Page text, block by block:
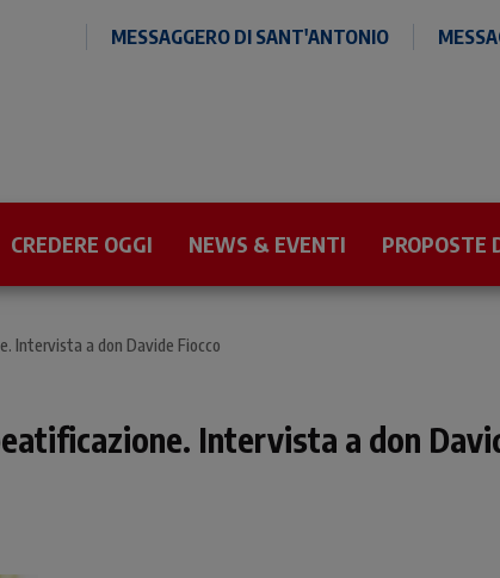
MESSAGGERO DI SANT'ANTONIO
CREDERE OGGI NEWS & EVENTI PROPOSTE
Intervista a don Davide Fiocco
Intervista a don